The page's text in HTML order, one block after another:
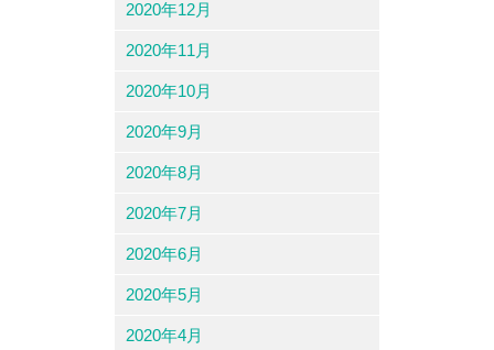
2020年12月
2020年11月
2020年10月
2020年9月
2020年8月
2020年7月
2020年6月
2020年5月
2020年4月